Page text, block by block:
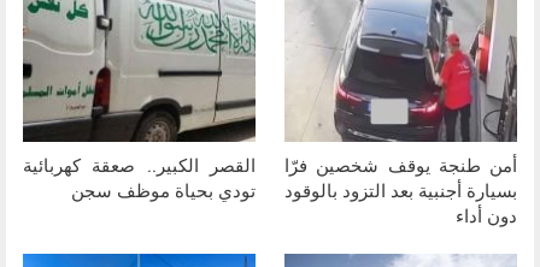
أمن طنجة يوقف شخصين فرّا
بسيارة أجنبية بعد التزود بالوقود
دون أداء
القصر الكبير.. صعقة كهربائية
تودي بحياة موظف سجن